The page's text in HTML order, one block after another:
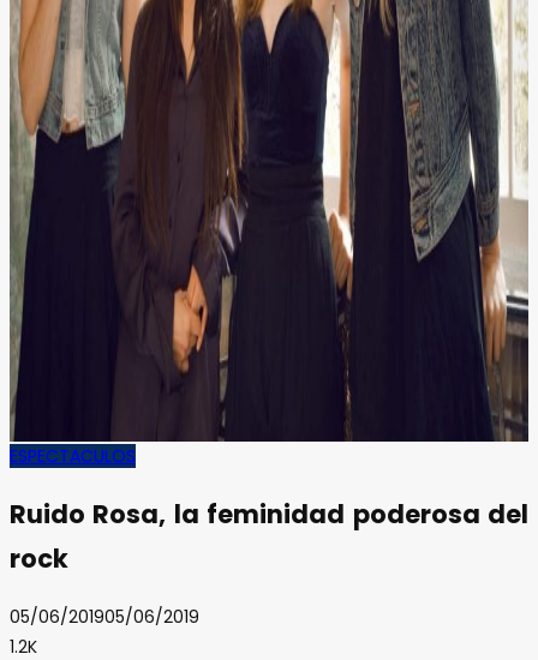
ESPECTACULOS
Ruido Rosa, la feminidad poderosa del
rock
05/06/201905/06/2019
1.2K